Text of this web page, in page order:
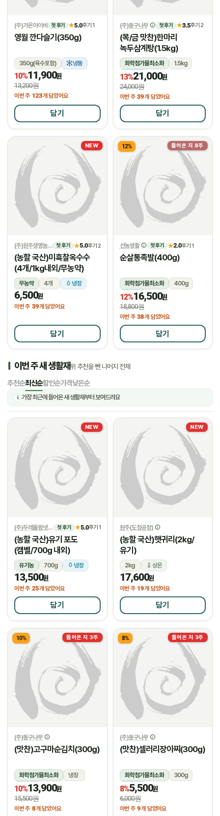
(주)가온아이비 첫 후기 ★5.0후기 1
영월 깐다슬기(350g)
350g(육수포함) 냉동
10%11,900원
13,200원
이번 주 123개 담았어요
담기
(주)둥구나무 첫 후기 ★3.5후기 2
(목/금 맛찬)한마리
녹두삼계탕(1.5kg)
화학첨가물최소화
1.5kg
냉장
13%21,000원
24,000원
이번 주 39개 담았어요
담기
NEW
(주)원주생명농업 첫 후기 ★5.0후기 2
(농할 국산)미흑찰옥수수
(4개/1kg내외/무농약)
무농약 4개 냉장
6,500원
이번 주 39개 담았어요
담기
들어온 지 8주
12%
선농생활 첫 후기 ★2.0후기 1
순살통족발(400g)
화학첨가물최소화
400g
냉장
12%16,500원
18,800원
이번 주 38개 담았어요
담기
이번 주 새 생활재위 추천을 뺀 나머지 전체
추천순최신순할인순가격낮은순
i 가장 최근에 들어온 새 생활재부터 보여드려요
NEW
(주)두레올팜넷 첫 후기 ★5.0후기 1
(농할 국산)유기 포도
(캠벨/700g 내외)
유기농 700g 냉장
13,500원
이번 주 25개 담았어요
담기
NEW
원주(도정공장)
(농할 국산)햇귀리(2kg/
유기)
2kg 상온
17,600원
이번 주 19개 담았어요
담기
들어온 지 3주
10%
(주)둥구나무
(맛찬)고구마순김치(300g)
화학첨가물최소화
냉장
냉장
10%13,900원
15,500원
이번 주 8개 담았어요
들어온 지 3주
8%
(주)둥구나무
(맛찬)셀러리장아찌(300g)
화학첨가물최소화
300g
냉장
8%5,500원
6,000원
이번 주 9개 담았어요